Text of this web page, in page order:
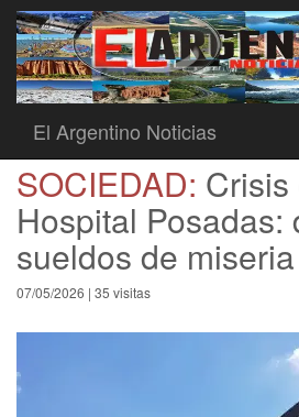
El Argentino Noticias
SOCIEDAD: Crisis
Hospital Posadas:
sueldos de miseria
07/05/2026 | 35 visitas